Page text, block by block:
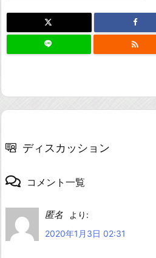

ディスカッション
コメント一覧
匿名
より:
2020年1月3日 02:31